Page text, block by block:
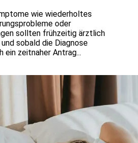
wie wiederholtes
oder
sollten frühzeitig ärztlich
sobald die Diagnose
zeitnaher Antrag...